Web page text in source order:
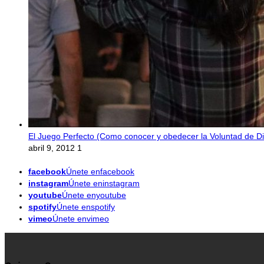
El Juego Perfecto (Como conocer y obedecer la Voluntad de
abril 9, 2012 1
facebookÚnete enfacebook
instagramÚnete eninstagram
youtubeÚnete enyoutube
spotifyÚnete enspotify
vimeoÚnete envimeo